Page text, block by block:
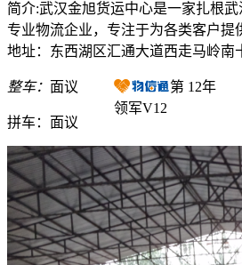
简介:武汉金旭货运中心是一家扎根
专业物流企业，专注于为各类客户提
地址：东西湖区汇通大道西走马岭南
整车： 面议
拼车： 面议
第 12年
领军V12